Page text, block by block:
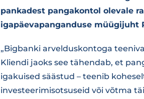
pankadest pangakontol olevale
igapäevapanganduse müügijuht
„Bigbanki arvelduskontoga
Kliendi jaoks see tähendab, et
igakuised säästud – teenib
investeerimisotsuseid või võtma